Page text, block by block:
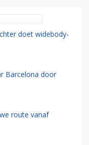
doet widebody-
Barcelona door
route vanaf